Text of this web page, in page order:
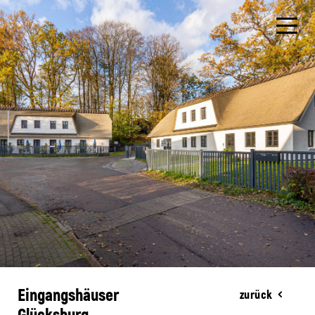
Eingangshäuser
zurück